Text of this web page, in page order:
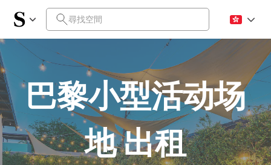
巴黎小型活动场
地 出租